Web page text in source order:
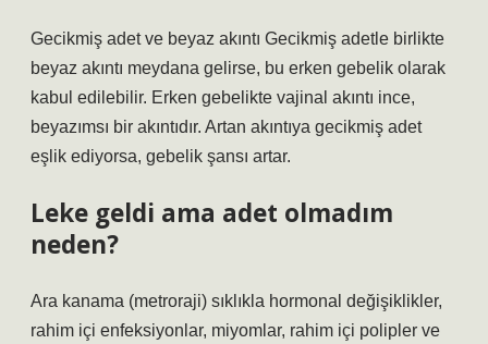
Gecikmiş adet ve beyaz akıntı Gecikmiş adetle birlikte
beyaz akıntı meydana gelirse, bu erken gebelik olarak
kabul edilebilir. Erken gebelikte vajinal akıntı ince,
beyazımsı bir akıntıdır. Artan akıntıya gecikmiş adet
eşlik ediyorsa, gebelik şansı artar.
Leke geldi ama adet olmadım
neden?
Ara kanama (metroraji) sıklıkla hormonal değişiklikler,
rahim içi enfeksiyonlar, miyomlar, rahim içi polipler ve